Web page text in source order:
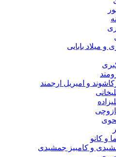
بابایی
و امیریل ارجمند
کامبیز جمشیدی